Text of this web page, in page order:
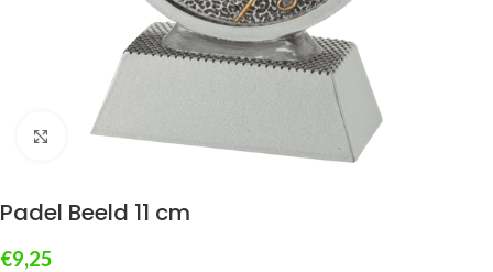
Klik om te vergroten
Padel Beeld 11 cm
€9,25